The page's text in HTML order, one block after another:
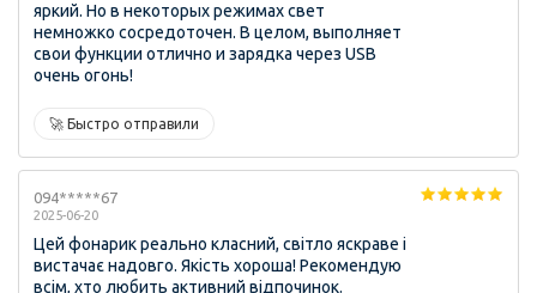
яркий. Но в некоторых режимах свет
немножко сосредоточен. В целом, выполняет
свои функции отлично и зарядка через USB
очень огонь!
🚀 Быстро отправили
094*****67
2025-06-20
Цей фонарик реально класний, світло яскраве і
вистачає надовго. Якість хороша! Рекомендую
всім, хто любить активний відпочинок.